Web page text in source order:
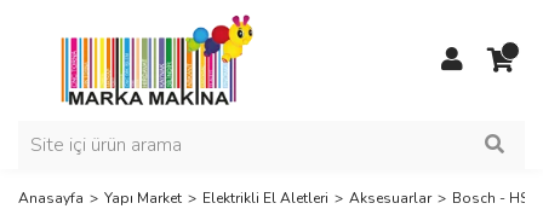
Anasayfa Yapı Market Elektrikli El Aletleri Aksesuarlar Bosch -